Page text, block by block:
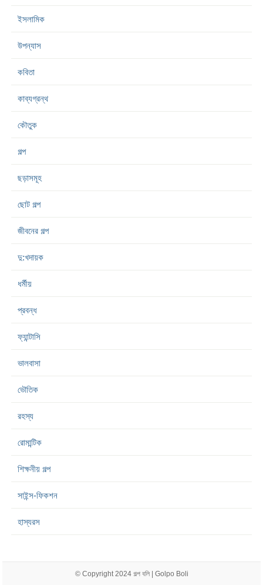
ইসলামিক
উপন্যাস
কবিতা
কাব্যগ্রন্থ
কৌতুক
গল্প
ছড়াসমূহ
ছোট গল্প
জীবনের গল্প
দু:খদায়ক
ধর্মীয়
প্রবন্ধ
ফ্যান্টাসি
ভালবাসা
ভৌতিক
রহস্য
রোমান্টিক
শিক্ষনীয় গল্প
সাইন্স-ফিকশন
হাস্যরস
© Copyright 2024 গল্প বলি | Golpo Boli